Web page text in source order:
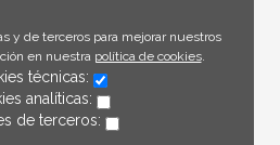
y de terceros para mejorar nuestros
en nuestra política de cookies.
técnicas:
analíticas:
de terceros: